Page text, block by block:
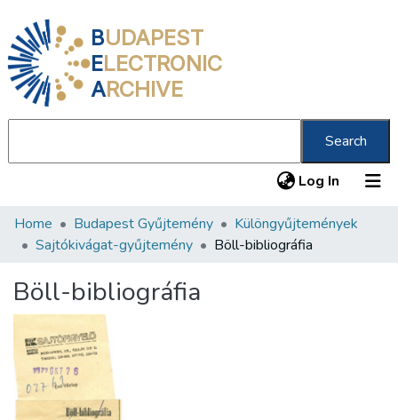
BUDAPEST
ELECTRONIC
ARCHIVE
Search
Log In (current)
Communities & Collections
Statistics
About us
Home Budapest Gyűjtemény
Különgyűjtemények
Sajtókivágat-gyűjtemény
Böll-bibliográfia
Böll-bibliográfia